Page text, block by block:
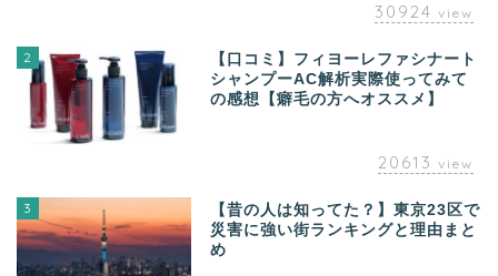
30924 view
2
【口コミ】フィヨーレファシナート
シャンプーAC解析実際使ってみて
の感想【癖毛の方へオススメ】
20613 view
3
【昔の人は知ってた？】東京23区で
災害に強い街ランキングと理由まと
め